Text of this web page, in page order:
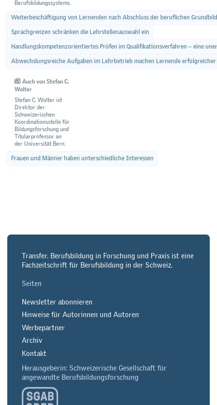
Berufsbildungssystems.
Weiterbeschäftigung von Lernenden nach Abschluss der beruflichen
Sprachgrenzen schränken die Lehrstellenauswahl ein
Handlungskompetenzorientiertes Prüfen im Qualifikationsverfahren – eine
Abwechslungsreiche Aufgaben im Lehrbetrieb machen Lernende erfolgreicher
Auch von Stefan C.
Wolter
Stefan C. Wolter ist
Direktor der
Schweizerischen
Koordinationsstelle für
Bildungsforschung und
Titularprofessor an
der Universität Bern.
Frauen und Männer haben unterschiedliche Interessen
Transfer. Berufsbildung in Forschung und Praxis ist eine
Fachzeitschrift für Berufsbildung in der Schweiz.
Seiten
Newsletter abonnieren
Hinweise für Autorinnen und Autoren
Werbepartner
Archiv
Kontakt
Herausgeberin: Schweizerische Gesellschaft für
angewandte Berufsbildungsforschung